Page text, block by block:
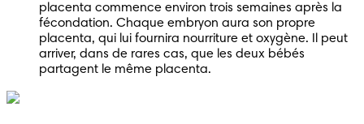
placenta commence environ trois semaines après la
fécondation. Chaque embryon aura son propre
placenta, qui lui fournira nourriture et oxygène. Il peut
arriver, dans de rares cas, que les deux bébés
partagent le même placenta.